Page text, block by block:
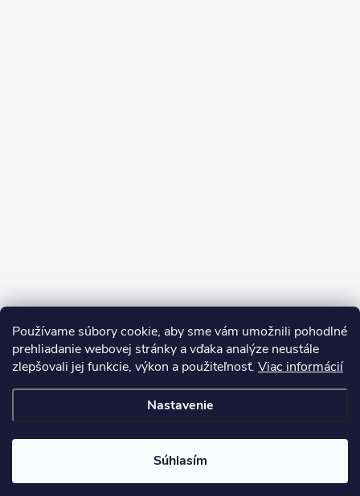
Používame súbory cookie, aby sme vám umožnili pohodlné
prehliadanie webovej stránky a vďaka analýze neustále
zlepšovali jej funkcie, výkon a použiteľnosť. Viac informácií
Nastavenie
Súhlasím
Copyright 2026My e-shop. Všetky práva vyhradené.